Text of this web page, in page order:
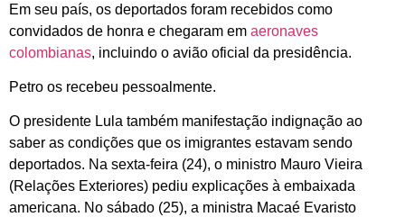
Em seu país, os deportados foram recebidos como
convidados de honra e chegaram em aeronaves
colombianas, incluindo o avião oficial da presidência.
Petro os recebeu pessoalmente.
O presidente Lula também manifestação indignação ao
saber as condições que os imigrantes estavam sendo
deportados. Na sexta-feira (24), o ministro Mauro Vieira
(Relações Exteriores) pediu explicações à embaixada
americana. No sábado (25), a ministra Macaé Evaristo